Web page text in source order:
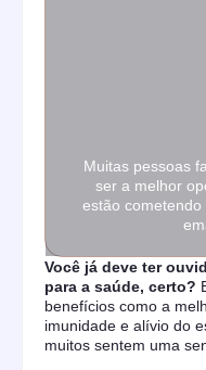
Muitas pessoas
ser a melhor
estão
Você já deve ter
para a saúde, certo?
benefícios como a
imunidade e alívio do
muitos sentem uma